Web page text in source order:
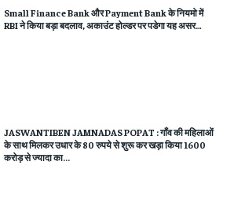
Small Finance Bank और Payment Bank के नियमो में
RBI ने किया बड़ा बदलाव, अकाउंट होल्डर पर पडेगा यह असर…
JASWANTIBEN JAMNADAS POPAT : गाँव की महिलाओं
के साथ मिलकर उधार के 80 रुपये से शुरू कर खड़ा किया 1600
करोड़ से ज्यादा का...